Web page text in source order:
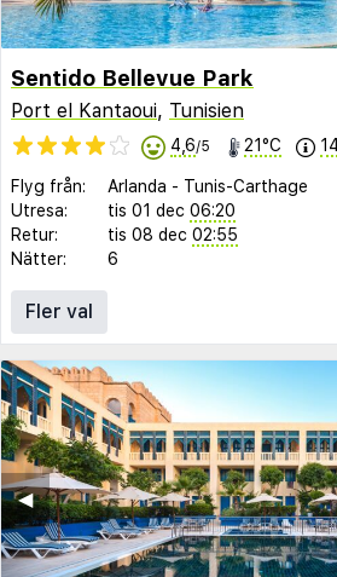
Sentido Bellevue Park
Port el Kantaoui, Tunisien
4,6/5 21°C
Flyg från: Arlanda - Tunis-Carthage
Utresa:
tis 01 dec 06:20
Retur:
tis 08 dec 02:55
Nätter:
6
Fler val
◀︎